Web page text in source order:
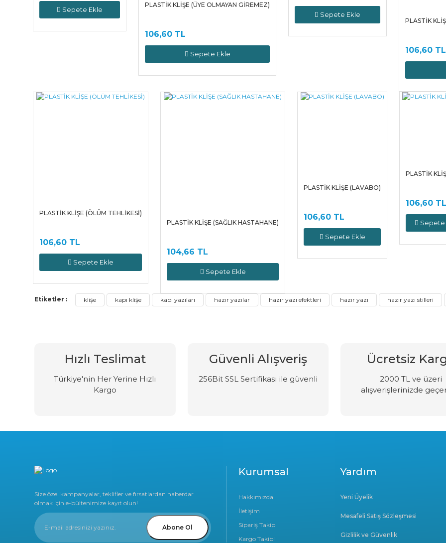
Sepete Ekle
PLASTİK KLİŞE (ÜYE OLMAYAN GİREMEZ)
106,60 TL
Sepete Ekle
Sepete Ekle
PLASTİK
106,60 TL
PLASTİK KLİŞE (ÖLÜM TEHLİKESİ)
106,60 TL
Sepete Ekle
PLASTİK KLİŞE (SAĞLIK HASTAHANE)
104,66 TL
Sepete Ekle
PLASTİK KLİŞE (LAVABO)
106,60 TL
Sepete Ekle
PLASTİK
106,60 TL
Sepete
Etiketler : klişe kapı klişe kapı yazıları hazır yazılar hazır yazı efektleri hazır yazı hazır yazı stilleri
Hızlı Teslimat
Türkiye'nin Her Yerine Hızlı
Kargo
Güvenli Alışveriş
256Bit SSL Sertifikası ile güvenli
Ücretsiz
2000 TL ve üzeri
alışverişlerinizde
Size özel kampanyalar, teklifler ve fırsatlardan haberdar
olmak için e-bültenimize kayıt olun!
Abone Ol
Kurumsal
Hakkımızda
İletişim
Sipariş Takip
Kargo Takibi
Yardım
Yeni Üyelik
Mesafeli Satış Sözleşmesi
Gizlilik ve Güvenlik